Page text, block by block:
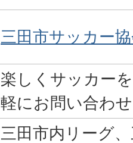
三田市サッカー
楽しくサッカー
軽にお問い合わ
三田市内リーグ